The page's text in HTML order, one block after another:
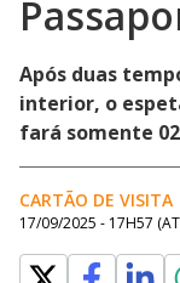
Após duas
interior, o
fará somente
CARTÃO DE VISITA
17/09/2025 - 17H57